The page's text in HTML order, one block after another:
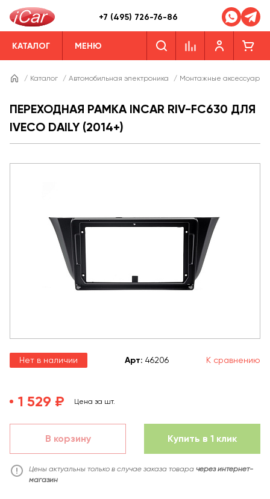
+7 (495) 726-76-86
КАТАЛОГ МЕНЮ
/ Каталог / Автомобильная электроника / Монтажные аксессуары
ПЕРЕХОДНАЯ РАМКА INCAR RIV-FC630 ДЛЯ
IVECO DAILY (2014+)
Нет в наличии Арт: 46206 К сравнению
1 529 ₽ Цена за шт.
В корзину Купить в 1 клик
Цены актуальны только в случае заказа товара через интернет-
магазин